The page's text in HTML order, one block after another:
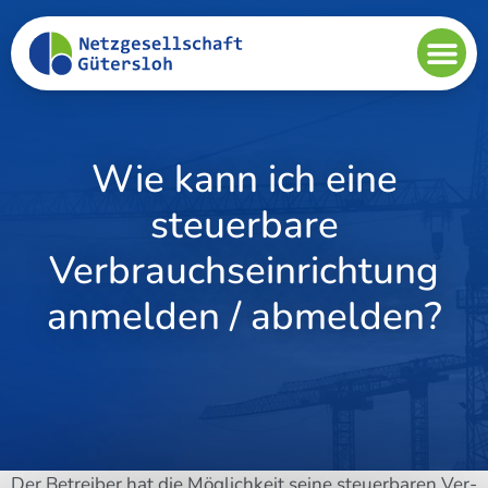
Wie kann ich eine
steuerbare
Verbrauchseinrichtung
anmelden / abmelden?